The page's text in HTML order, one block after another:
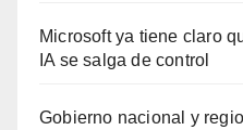
Microsoft ya tiene claro
IA se salga de control
Gobierno nacional y